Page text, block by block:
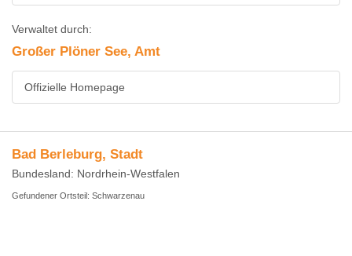
Verwaltet durch:
Großer Plöner See, Amt
Offizielle Homepage
Bad Berleburg, Stadt
Bundesland: Nordrhein-Westfalen
Gefundener Ortsteil: Schwarzenau